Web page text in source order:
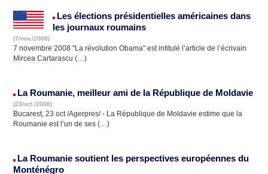
Les élections présidentielles américaines dans
les journaux roumains
(7/nov./2008)
7 novembre 2008 "La révolution Obama" est intitulé l’article de l’écrivain
Mircea Cartarascu (…)
La Roumanie, meilleur ami de la République de Moldavie
(23/oct./2008)
Bucarest, 23 oct /Agerpres/ - La République de Moldavie estime que la
Roumanie est l’un de ses (…)
La Roumanie soutient les perspectives européennes du
Monténégro